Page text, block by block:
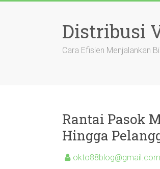
Distribusi
Cara Efisien Menjalankan
Rantai Pasok
Hingga
okto88blog@gmail.com